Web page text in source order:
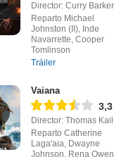
Director: Curry Barker
Reparto Michael
Johnston (II), Inde
Navarrette, Cooper
Tomlinson
Tráiler
Vaiana
3,3
Director: Thomas Kail
Reparto Catherine
Laga'aia, Dwayne
Johnson, Rena Owen